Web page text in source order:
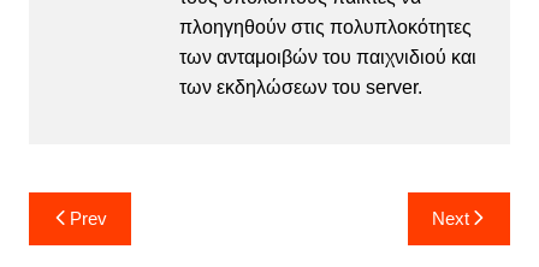
πλοηγηθούν στις πολυπλοκότητες
των ανταμοιβών του παιχνιδιού και
των εκδηλώσεων του server.
Post
navigation
Prev Next